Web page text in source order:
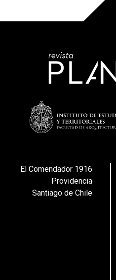
El Comendador 1916
Providencia
Santiago de Chile